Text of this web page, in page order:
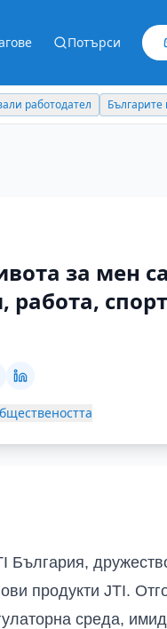
Потърси
работодател
за мен
работа,
България,
продукти JTI.
среда,